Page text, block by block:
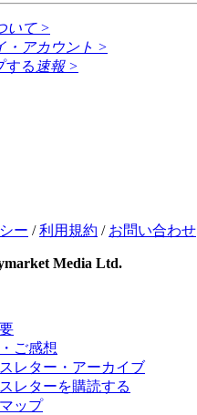
いて >
・アカウント >
する 速報 >
ー /利用規約 / お問い合わせ
Media Ltd.
ご感想
レター・アーカイブ
レターを購読する
ップ